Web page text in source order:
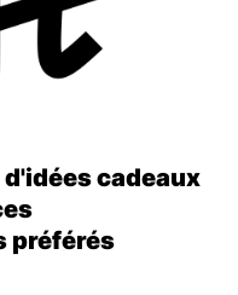
cadeaux
préférés